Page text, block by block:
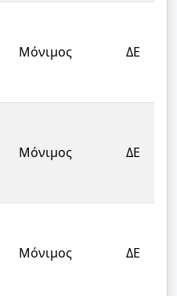
Μόνιμος ΔΕ
Μόνιμος ΔΕ
Μόνιμος ΔΕ